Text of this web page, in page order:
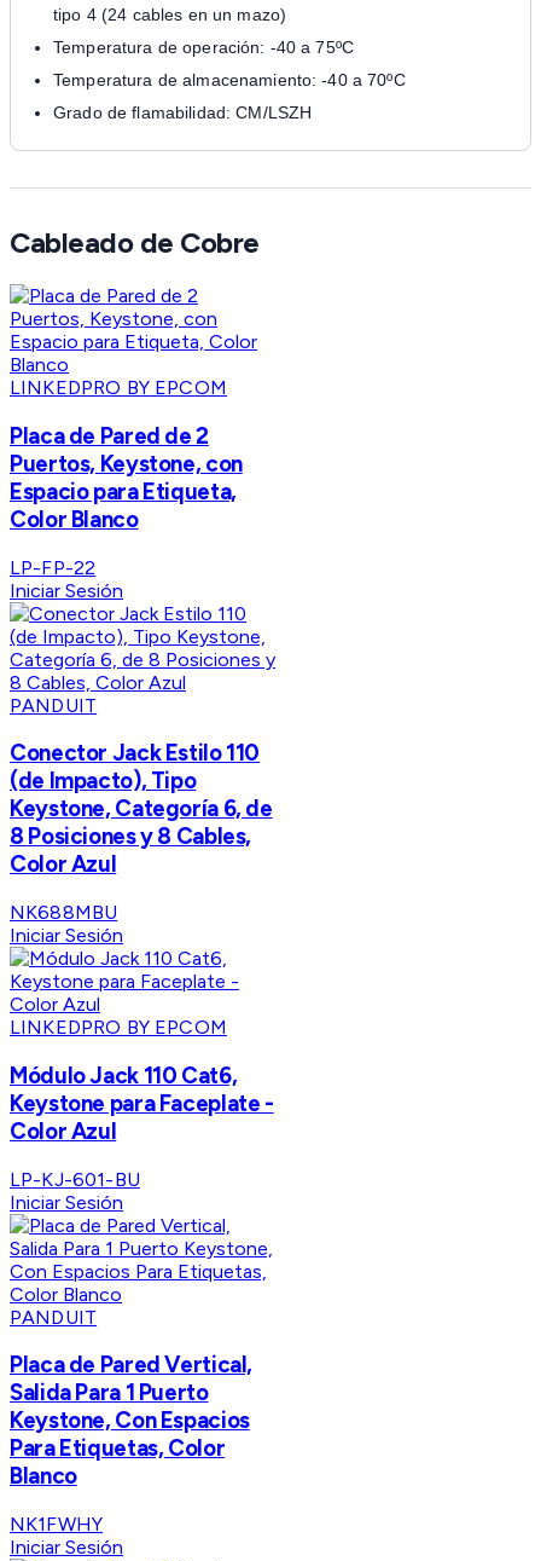
tipo 4 (24 cables en un mazo)
Temperatura de operación: -40 a 75ºC
Temperatura de almacenamiento: -40 a 70ºC
Grado de flamabilidad: CM/LSZH
Cableado de Cobre
LINKEDPRO BY EPCOM
Placa de Pared de 2
Puertos, Keystone, con
Espacio para Etiqueta,
Color Blanco
LP-FP-22
Iniciar Sesión
PANDUIT
Conector Jack Estilo 110
(de Impacto), Tipo
Keystone, Categoría 6, de
8 Posiciones y 8 Cables,
Color Azul
NK688MBU
Iniciar Sesión
LINKEDPRO BY EPCOM
Módulo Jack 110 Cat6,
Keystone para Faceplate -
Color Azul
LP-KJ-601-BU
Iniciar Sesión
PANDUIT
Placa de Pared Vertical,
Salida Para 1 Puerto
Keystone, Con Espacios
Para Etiquetas, Color
Blanco
NK1FWHY
Iniciar Sesión